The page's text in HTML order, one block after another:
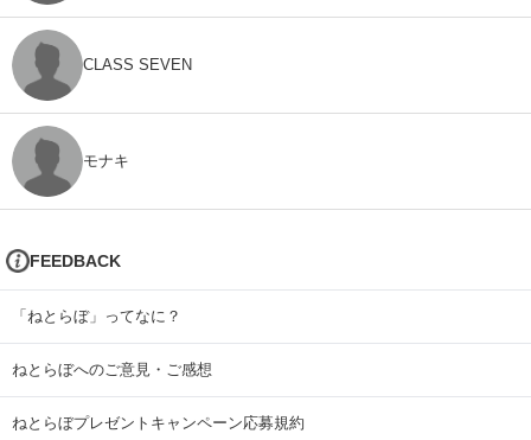
CLASS SEVEN
モナキ
FEEDBACK
「ねとらぼ」ってなに？
ねとらぼへのご意見・ご感想
ねとらぼプレゼントキャンペーン応募規約